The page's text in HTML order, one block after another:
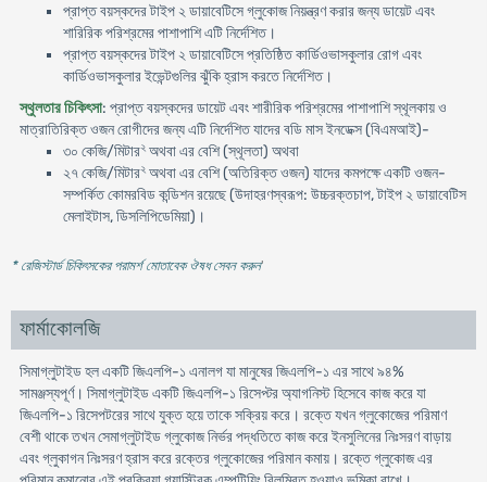
প্রাপ্ত বয়স্কদের টাইপ ২ ডায়াবেটিসে গ্লুকোজ নিয়ন্ত্রণ করার জন্য ডায়েট এবং
শারিরিক পরিশ্রমের পাশাপাশি এটি নির্দেশিত।
প্রাপ্ত বয়স্কদের টাইপ ২ ডায়াবেটিসে প্রতিষ্ঠিত কার্ডিওভাসকুলার রোগ এবং
কার্ডিওভাসকুলার ইভেন্টগুলির ঝুঁকি হ্রাস করতে নির্দেশিত।
স্থুলতার চিকিৎসা: প্রাপ্ত বয়স্কদের ডায়েট এবং শারীরিক পরিশ্রমের পাশাপাশি স্থূলকায় ও
মাত্রাতিরিক্ত ওজন রোগীদের জন্য এটি নির্দেশিত যাদের বডি মাস ইনডেক্স (বিএমআই)-
৩০ কেজি/মিটার২অথবা এর বেশি (স্থূলতা) অথবা
২৭ কেজি/মিটার২অথবা এর বেশি (অতিরিক্ত ওজন) যাদের কমপক্ষে একটি ওজন-
সম্পর্কিত কোমরবিড কন্ডিশন রয়েছে (উদাহরণস্বরূপ: উচ্চরক্তচাপ, টাইপ ২ ডায়াবেটিস
মেলাইটাস, ডিসলিপিডেমিয়া)।
* রেজিস্টার্ড চিকিৎসকের পরামর্শ মোতাবেক ঔষধ সেবন করুন'
ফার্মাকোলজি
সিমাগ্লুটাইড হল একটি জিএলপি-১ এনালগ যা মানুষের জিএলপি-১ এর সাথে ৯৪%
সামঞ্জস্যপূর্ণ। সিমাগ্লুটাইড একটি জিএলপি-১ রিসেপ্টর অ্যাগনিস্ট হিসেবে কাজ করে যা
জিএলপি-১ রিসেপটরের সাথে যুক্ত হয়ে তাকে সক্রিয় করে। রক্তে যখন গ্লুকোজের পরিমাণ
বেশী থাকে তখন সেমাগ্লুটাইড গ্লুকোজ নির্ভর পদ্ধতিতে কাজ করে ইনসুলিনের নিঃসরণ বাড়ায়
এবং গ্লুকাগন নিঃসরণ হ্রাস করে রক্তের গ্লুকোজের পরিমান কমায়। রক্তে গ্লুকোজ এর